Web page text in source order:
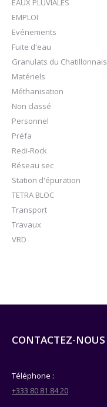
EAUX PLUVIALES
EMPLOI
Evénements
Fuite d'eau
Granulats du Chatillonnais
Matériels
Méthanisation
Non classé
Personnel
Préfa
Redi-Rock
Réseau sec
Station d'épuration
TETRA BLOC
Transport
Travaux
VRD
CONTACTEZ-NOUS
Téléphone :
+333 80 81 84 20